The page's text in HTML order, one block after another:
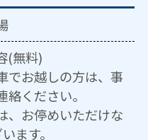
(無料)
でお越しの方は、事
ください。
、お停めいただけな
ます。